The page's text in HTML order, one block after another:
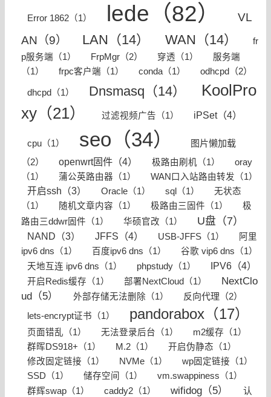
Error 1862（1） lede（82）
VL
AN（9）
LAN（14） WAN（14）
fr
p服务端（1）
FrpMgr（2） 穿透（1）
服务端
（1）
frpc客户端（1） conda（1） odhcpd（2）
dhcpd（1） Dnsmasq（14）
KoolPro
xy（21）
过滤视频广告（1） iPSet（4）
cpu（1） seo（34）
图片懒加载
（2）
openwrt固件（4） 极路由刷机（1）
oray
（1）
蒲公英路由器（1） WAN口入站路由转发（1）
开启ssh（3） Oracle（1） sql（1）
无状态
（1）
随机文章内容（1） 极路由三固件（1）
极
路由三ddwr固件（1）
华硕官改（1） U盘（7）
NAND（3） JFFS（4） USB-JFFS（1）
阿里
ipv6 dns（1）
百度ipv6 dns（1）
谷歌 vip6 dns（1）
天地互连 ipv6 dns（1）
phpstudy（1） IPV6（4）
开启Redis缓存（1） 部署NextCloud（1）
NextClo
ud（5）
外部存储无法删除（1） 反向代理（2）
lets-encrypt证书（1） pandorabox（17）
页面错乱（1） 无法登录后台（1）
m2缓存（1）
群晖DS918+（1）
M.2（1）
开启伪静态（1）
修改固定链接（1）
NVMe（1）
wp固定链接（1）
SSD（1）
储存空间（1）
vm.swappiness（1）
群辉swap（1）
caddy2（1） wifidog（5）
认